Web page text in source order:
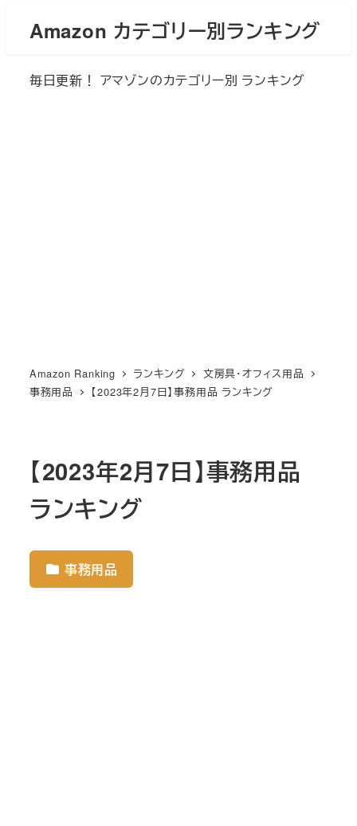
Amazon カテゴリー別ランキング
毎日更新！ アマゾンのカテゴリー別 ランキング
Amazon Ranking ランキング
文房具・オフィス用品
事務用品
【2023年2月7日】事務用品 ランキング
【2023年2月7日】事務用品
ランキング
事務用品